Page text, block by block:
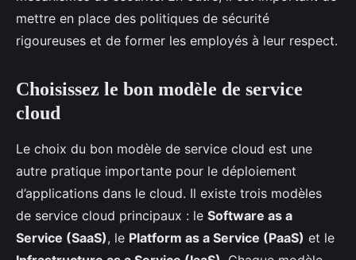
mettre en place des politiques de sécurité
rigoureuses et de former les employés à leur respect.
Choisissez le bon modèle de service
cloud
Le choix du bon modèle de service cloud est une
autre pratique importante pour le déploiement
d’applications dans le cloud. Il existe trois modèles
de service cloud principaux : le Software as a
Service (SaaS), le Platform as a Service (PaaS) et le